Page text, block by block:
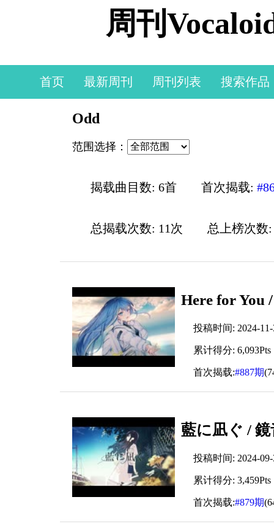
周刊
首页 最新周刊 周刊列表 搜索作品
Odd
范围选择：
揭载曲目数: 6首 首次揭载:
总揭载次数: 11次 总上榜次数
Here for You
投稿时间: 2024-11-
累计得分: 6,093Pts
首次揭载:#887期
藍に凪ぐ /
投稿时间: 2024-09-
累计得分: 3,459Pts
首次揭载:#879期